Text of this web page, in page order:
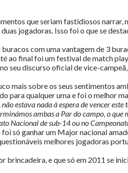
que seriam fastidiosos
jogadoras. Isso foi o que se
com uma vantagem de 3
ao final foi um festival de match
seu discurso oficial de vice-
mais sobre os seus sentimentos
para qualquer uma e foi o melhor
estava nada à espera de vencer
ambas a Par do campo, o
Nacional de sub-14 ou no
só ganhar um Major nacional
melhores jogadoras
e que só em 2011 se